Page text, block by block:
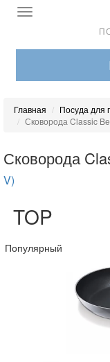
Главная Посуда для
Сковорода Classic
Сковорода
V)
TOP
Популярный